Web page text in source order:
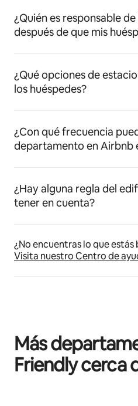
¿Quién es responsable
después de que mis
¿Qué opciones de
los huéspedes?
¿Con qué frecuencia
departamento en Airbnb
¿Hay alguna regla del
tener en cuenta?
¿No encuentras lo que estás
Visita nuestro Centro de
Más
Friendly cerca